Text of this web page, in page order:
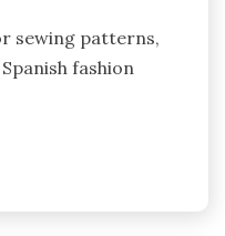
sewing patterns,
fashion